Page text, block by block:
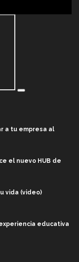
a tu empresa al
el nuevo HUB de
vida (video)
educativa